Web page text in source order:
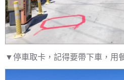
▼停車取卡，記得要帶下車，用